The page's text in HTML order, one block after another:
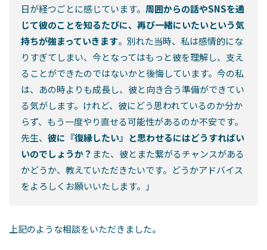
日が経つごとに感じています。 周囲からの話やSNSを通
じて彼のことを知るたびに、再び一緒にいたいという気
持ちが強まっていきます。別れた当時、私は感情的にな
りすぎてしまい、今となってはもっと彼を理解し、支え
ることができたのではないかと後悔しています。今の私
は、あの時よりも成長し、彼と向き合う準備ができてい
る気がします。けれど、彼にどう思われているのか分か
らず、もう一度やり直せる可能性があるのか不安です。
先生、 彼に『復縁したい』と思わせるにはどうすればい
いのでしょうか？ また、彼とまた繋がるチャンスがある
かどうか、教えていただきたいです。どうかアドバイス
をよろしくお願いいたします。」
上記のような相談をいただきました。